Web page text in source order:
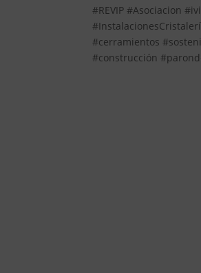
#REVIP #Asociacion
#cerramientos
#construcción